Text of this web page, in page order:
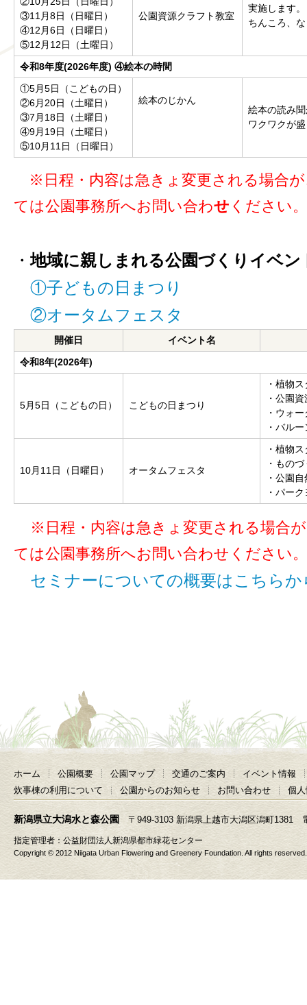
③11月8日（日曜日）
④12月6日（日曜日）
⑤12月12日（土曜日）
公園資源クラフト教室
実施します
ちんころ、
令和8年度(2026年度) ④絵本の時間
①5月5日（こどもの日）
②6月20日（土曜日）
③7月18日（土曜日）
④9月19日（土曜日）
⑤10月11日（日曜日）
絵本のじかん
絵本の読み
ワクワクが
※ 日程・内容は急きょ変更される場合
ては公園事務所へお問い合わせ ください。
・地域に親しまれる公園づくりイベン
①子どもの日まつり
②オータムフェスタ
開催日
イベント名
令和8年(2026年)
5月5日（こどもの日） こどもの日まつり
・植物
・公園
・ウォ
・バル
10月11日（日曜日） オータムフェスタ
・植物
・もの
・公園
・パー
※日程・内容は急きょ変更される場合
ては公園事務所へお問い合わせください。
セミナーについての概要はこちらか
ホーム 公園概要 公園マップ 交通のご案内
イベント情報
炊事棟の利用について
公園からのお知らせ お問い合わせ 個
新潟県立大潟水と森公園 〒949-3103 新潟県上越市大潟区潟町1381
指定管理者： 公益財団法人新潟県都市緑花センター
Copyright © 2012 Niigata Urban Flowering and Greenery Foundation. All rights reserved.